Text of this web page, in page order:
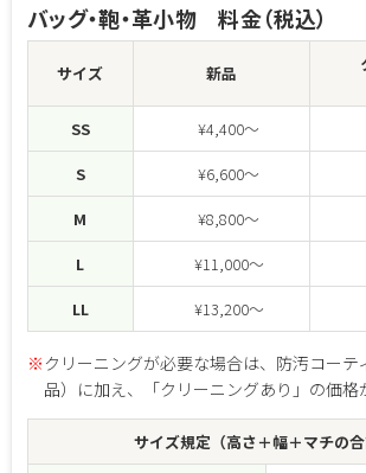
バッグ・鞄・革小物 料金（税込）
サイズ 新品
SS
¥4,400～
S
¥6,600～
M
¥8,800～
L
¥11,000～
LL
¥13,200～
※ クリーニングが必要な場合は、防汚コーテ
品）に加え、「クリーニングあり」の価格
サイズ規定（高さ＋幅＋マチの合